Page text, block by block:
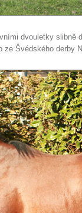
dvouletky slibně
ze Švédského derby